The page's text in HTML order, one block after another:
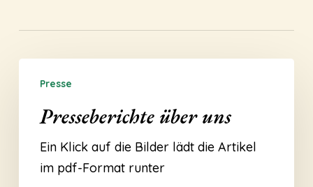
überPresse
Presseberichte über uns
Ein Klick auf die Bilder lädt die Artikel
im pdf-Format runter